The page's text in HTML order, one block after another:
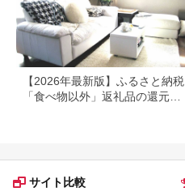
【2026年最新版】ふるさと納税
「食べ物以外」返礼品の還元率
サイト比較